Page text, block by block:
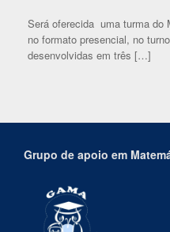
Será oferecida uma turma do
no formato presencial, no
desenvolvidas em três […]
Grupo de apoio em